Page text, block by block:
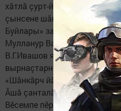
хăтлă çурт-йӗр тупса
çынсене шăнкăрч сассипе
Буйлары» заказник
Мулланур Вахитов ячӗллӗ
В.Г.Ивашов ячӗллӗ паркра
вырнаçтарнă.
«Шăнкăрч йăвисем
Ăшă çанталăка кӗтсе
Вӗсемпе пӗрле çунатлă